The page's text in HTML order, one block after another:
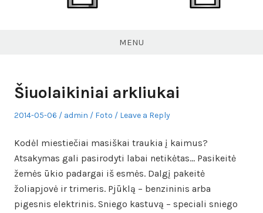
MENU
Šiuolaikiniai arkliukai
Posted
2014-05-06 Author
admin
Posted
Foto Leave a Reply
Kodėl miestiečiai masiškai traukia į kaimus?
Atsakymas gali pasirodyti labai netikėtas… Pasikeitė
žemės ūkio padargai iš esmės. Dalgį pakeitė
žoliapjovė ir trimeris. Pjūklą – benzininis arba
pigesnis elektrinis. Sniego kastuvą – speciali sniego